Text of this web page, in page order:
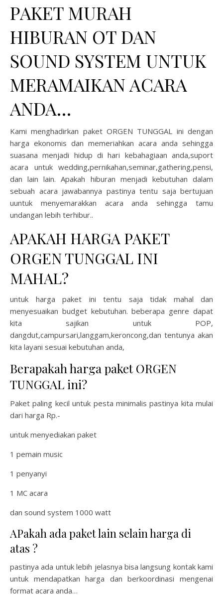
PAKET MURAH
HIBURAN OT DAN
SOUND SYSTEM UNTUK
MERAMAIKAN ACARA
ANDA…
Kami menghadirkan paket ORGEN TUNGGAL ini dengan
harga ekonomis dan memeriahkan acara anda sehingga
suasana menjadi hidup di hari kebahagiaan anda,suport
acara untuk wedding,pernikahan,seminar,gathering,pensi,
dan lain lain. Apakah hiburan menjadi kebutuhan dalam
sebuah acara jawabannya pastinya tentu saja bertujuan
uuntuk menyemarakkan acara anda sehingga tamu
undangan lebih terhibur..
APAKAH HARGA PAKET
ORGEN TUNGGAL INI
MAHAL?
untuk harga paket ini tentu saja tidak mahal dan
menyesuaikan budget kebutuhan. beberapa genre dapat
kita sajikan untuk POP,
dangdut,campursari,langgam,keroncong,dan tentunya akan
kita layani sesuai kebutuhan anda,
Berapakah harga paket ORGEN
TUNGGAL ini?
Paket paling kecil untuk pesta minimalis pastinya kita mulai
dari harga Rp.-
untuk menyediakan paket
1 pemain music
1 penyanyi
1 MC acara
dan sound system 1000 watt
APakah ada paket lain selain harga di
atas ?
pastinya ada untuk lebih jelasnya bisa langsung kontak kami
untuk mendapatkan harga dan berkoordinasi mengenai
format acara anda…